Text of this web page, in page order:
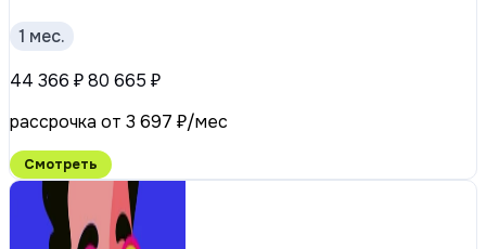
1 мес.
44 366 ₽80 665 ₽
рассрочка от 3 697 ₽/мес
Смотреть